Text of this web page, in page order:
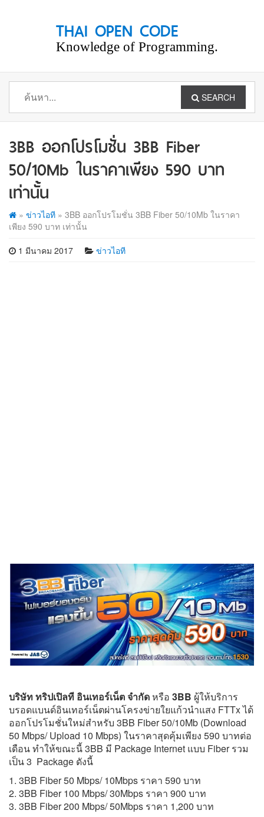
THAI OPEN CODE
Knowledge of Programming.
SEARCH
3BB ออกโปรโมชั่น 3BB Fiber
50/10Mb ในราคาเพียง 590 บาท
เท่านั้น
» ข่าวไอที » 3BB ออกโปรโมชั่น 3BB Fiber 50/10Mb ในราคา
เพียง 590 บาท เท่านั้น
1 มีนาคม 2017 ข่าวไอที
บริษัท ทริปเปิลที อินเทอร์เน็ต จำกัดหรือ 3BB ผู้ให้บริการ
บรอดแบนด์อินเทอร์เน็ตผ่านโครงข่ายใยแก้วนำแสง FTTx ได้
ออกโปรโมชั่นใหม่สำหรับ 3BB Fiber 50/10Mb (Download
50 Mbps/ Upload 10 Mbps) ในราคาสุดคุ้มเพียง 590 บาทต่อ
เดือน ทำให้ขณะนี้ 3BB มี Package Internet แบบ Fiber รวม
เป็น 3 Package ดังนี้
1. 3BB Fiber 50 Mbps/ 10Mbps ราคา 590 บาท
2. 3BB Fiber 100 Mbps/ 30Mbps ราคา 900 บาท
3. 3BB Fiber 200 Mbps/ 50Mbps ราคา 1,200 บาท